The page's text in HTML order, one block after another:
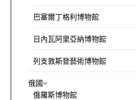
巴塞爾丁格利博物館
日內瓦阿里亞納博物館
列支敦斯登藝術博物館
俄國
俄羅斯博物館